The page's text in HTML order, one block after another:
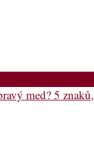
med? 5